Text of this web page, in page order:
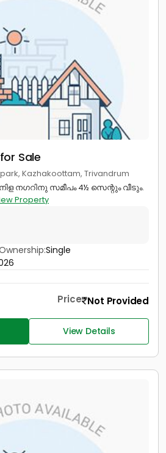
Sale
Kazhakoottam, Trivandrum
നഗറിനു സമീപം 4½ സെന്റും വീടും.
Property
Single
Price Not Provided
View Details